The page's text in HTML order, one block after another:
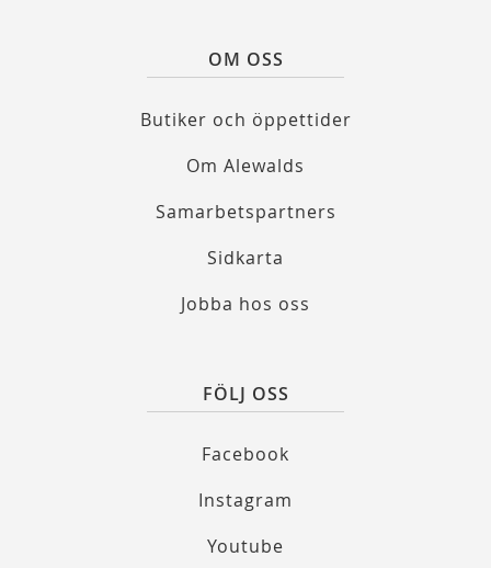
OM OSS
Butiker och öppettider
Om Alewalds
Samarbetspartners
Sidkarta
Jobba hos oss
FÖLJ OSS
Facebook
Instagram
Youtube